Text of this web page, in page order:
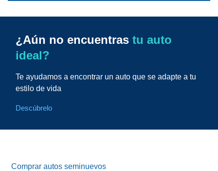
¿Aún no encuentras tu auto
ideal?
Te ayudamos a encontrar un auto que se adapte a tu
estilo de vida
Descúbrelo
Comprar autos seminuevos